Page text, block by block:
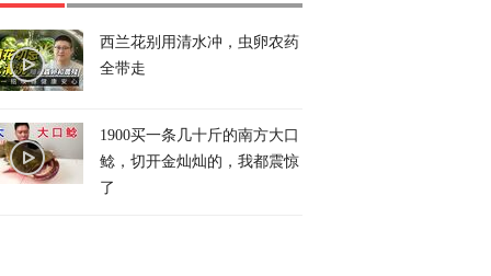
西兰花别用清水冲，虫卵农药
全带走
1900买一条几十斤的南方大口
鲶，切开金灿灿的，我都震惊
了